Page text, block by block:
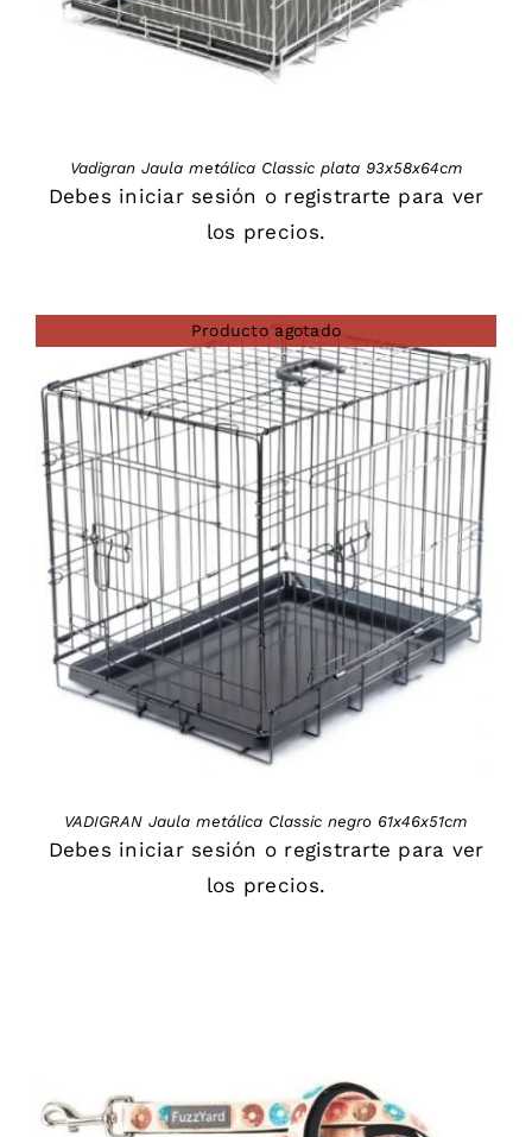
Vadigran Jaula metálica Classic plata 93x58x64cm
Debes iniciar sesión o registrarte para ver
los precios.
Producto agotado
DETAILS
VADIGRAN Jaula metálica Classic negro 61x46x51cm
Debes iniciar sesión o registrarte para ver
los precios.